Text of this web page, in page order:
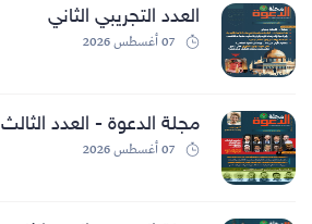
العدد التجريبي الثاني
مجلة الدعوة - العدد الثالث